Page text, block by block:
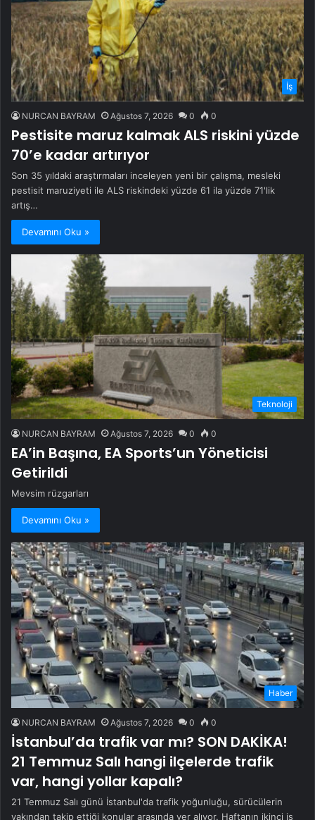
İş
NURCAN BAYRAM Ağustos 7, 2026 0 0
Pestisite maruz kalmak ALS riskini yüzde
70’e kadar artırıyor
Son 35 yıldaki araştırmaları inceleyen yeni bir çalışma, mesleki
pestisit maruziyeti ile ALS riskindeki yüzde 61 ila yüzde 71'lik
artış…
Devamını Oku »
Teknoloji
NURCAN BAYRAM Ağustos 7, 2026 0 0
EA’in Başına, EA Sports’un Yöneticisi
Getirildi
Mevsim rüzgarları
Devamını Oku »
Haber
NURCAN BAYRAM Ağustos 7, 2026 0 0
İstanbul’da trafik var mı? SON DAKİKA!
21 Temmuz Salı hangi ilçelerde trafik
var, hangi yollar kapalı?
21 Temmuz Salı günü İstanbul'da trafik yoğunluğu, sürücülerin
yakından takip ettiği konular arasında yer alıyor. Haftanın ikinci iş